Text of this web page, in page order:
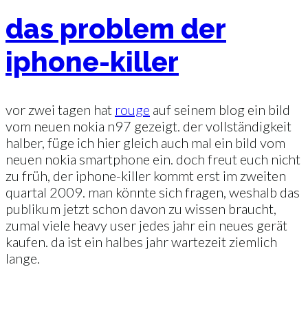
das problem der
iphone-killer
vor zwei tagen hat rouge auf seinem blog ein bild
vom neuen nokia n97 gezeigt. der vollständigkeit
halber, füge ich hier gleich auch mal ein bild vom
neuen nokia smartphone ein. doch freut euch nicht
zu früh, der iphone-killer kommt erst im zweiten
quartal 2009. man könnte sich fragen, weshalb das
publikum jetzt schon davon zu wissen braucht,
zumal viele heavy user jedes jahr ein neues gerät
kaufen. da ist ein halbes jahr wartezeit ziemlich
lange.